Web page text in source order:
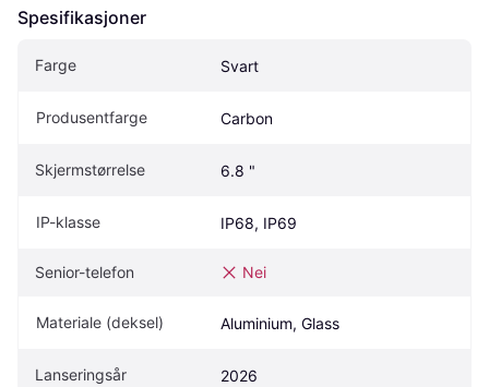
Spesifikasjoner
Farge Svart
Produsentfarge Carbon
Skjermstørrelse 6.8 "
IP-klasse IP68, IP69
Senior-telefon Nei
Materiale (deksel) Aluminium, Glass
Lanseringsår 2026